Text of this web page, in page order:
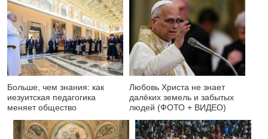
Больше, чем знания: как
иезуитская педагогика
меняет общество
Любовь Христа не знает
далёких земель и забытых
людей (ФОТО + ВИДЕО)